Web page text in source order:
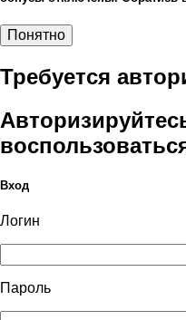
Понятно
Требуется
Вход
Логин
Пароль